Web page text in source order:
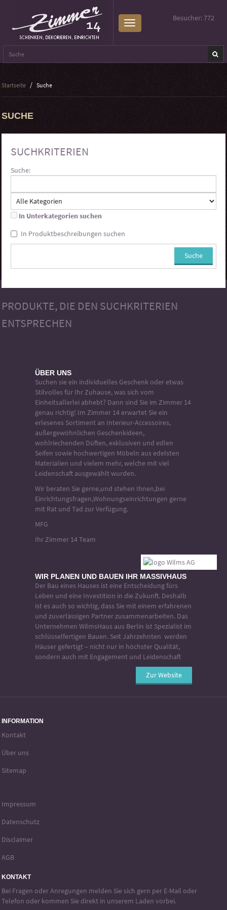
Besucher: 772
Startseite Suche
SUCHE
SUCHKRITERIEN
Suche:
In Unterkategorien suchen
In Produktbeschreibungen suchen
PRODUKTE, DIE DEN SUCHKRITERIEN
ENTSPRECHEN
ÜBER UNS
Suchen sie ein individuelles Geschenk oder etwas
Stilvolles für Ihr Zuhause, was sich vom
Einheitsallerlei abhebt? Dann sind Sie im Zimmer 14
genau richtig! Im Zimmer 14 erwartet Sie ein
erlesenes Sortiment an Interieur-Accessoires,
außergewöhnlichen Geschenkideen,
wohlriechenden Düften, exklusiven und edlen
Seifen sowie hochwertigen Möbeln aus edelsten
Materialien und vielem mehr, welche mit viel
Leidenschaft ausgewählt wurden.
Wir beraten Sie gerne,und stehen Ihnen,bei
Einrichtungsfragen,Wohnungseinrichtungen gerne
mit Rat und Tad zur Verfügung.
MFG
Ihr Zimmer 14 Team
WIR PLANEN UND BAUEN IHR MASSIVHAUS
Der Bau eines Hauses ist eine Entscheidung fürs
Leben und eine Investition in die Zukunft. Deshalb
ist es auch so wichtig, dass Sie mit einem erfahrenen
und zuverlässigen Partner zusammenarbeiten. Das
Unternehmen WilmsHaus aus Berlin ist Spezialist im
schlüsselfertigen Bauen. Seit Jahrzehnten werden
Häuser gefertigt – nicht nur in höchster Qualität,
sondern auch mit Engagement und Leidenschaft
Zur Website
INFORMATION
Kontakt
Über uns
Sitemap
Impressum
Datenschutz
Disclaimer
AGB
KONTAKT
Bei Fragen oder Anregungen melden Sie sich gern per E-Mail oder
Telefon oder kommen Sie direkt in unserem Laden vorbei.